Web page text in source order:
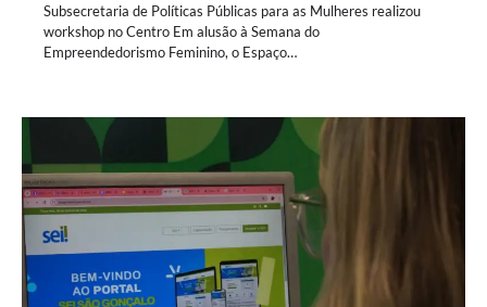
Subsecretaria de Políticas Públicas para as Mulheres realizou
workshop no Centro Em alusão à Semana do
Empreendedorismo Feminino, o Espaço…